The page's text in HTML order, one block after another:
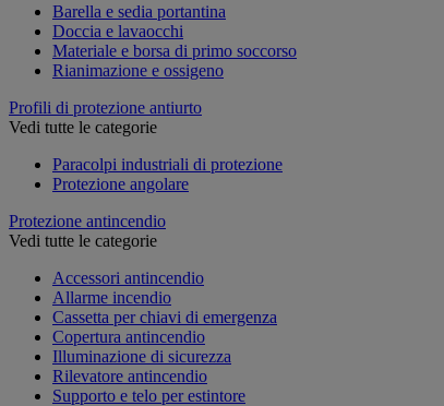
Barella e sedia portantina
Doccia e lavaocchi
Materiale e borsa di primo soccorso
Rianimazione e ossigeno
Profili di protezione antiurto
Vedi tutte le categorie
Paracolpi industriali di protezione
Protezione angolare
Protezione antincendio
Vedi tutte le categorie
Accessori antincendio
Allarme incendio
Cassetta per chiavi di emergenza
Copertura antincendio
Illuminazione di sicurezza
Rilevatore antincendio
Supporto e telo per estintore